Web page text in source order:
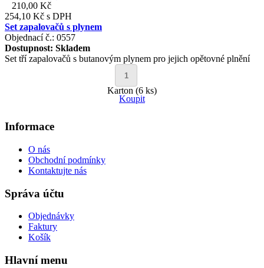
210,00 Kč
254,10 Kč s DPH
Set zapalovačů s plynem
Objednací č.: 0557
Dostupnost: Skladem
Set tří zapalovačů s butanovým plynem pro jejich opětovné plnění
Karton (6 ks)
Koupit
Informace
O nás
Obchodní podmínky
Kontaktujte nás
Správa účtu
Objednávky
Faktury
Košík
Hlavní menu